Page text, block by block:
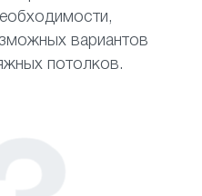
вариантов
потолков.